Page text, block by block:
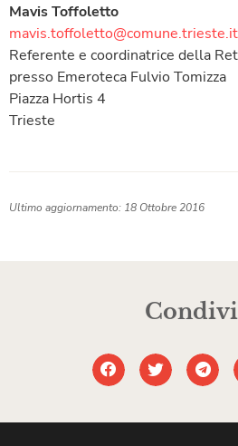
Mavis Toffoletto
mavis.toffoletto@comune.trieste.it
Referente e coordinatrice della
presso Emeroteca Fulvio Tomizza
Piazza Hortis 4
Trieste
Ultimo aggiornamento: 18 Ottobre 2016